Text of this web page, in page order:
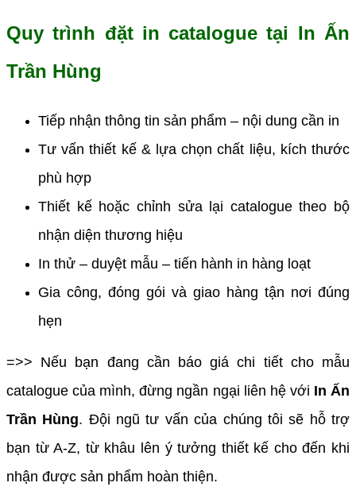
Quy trình đặt in catalogue tại In Ấn
Trần Hùng
Tiếp nhận thông tin sản phẩm – nội dung cần in
Tư vấn thiết kế & lựa chọn chất liệu, kích thước
phù hợp
Thiết kế hoặc chỉnh sửa lại catalogue theo bộ
nhận diện thương hiệu
In thử – duyệt mẫu – tiến hành in hàng loạt
Gia công, đóng gói và giao hàng tận nơi đúng
hẹn
=>> Nếu bạn đang cần báo giá chi tiết cho mẫu
catalogue của mình, đừng ngần ngại liên hệ với In Ấn
Trần Hùng. Đội ngũ tư vấn của chúng tôi sẽ hỗ trợ
bạn từ A-Z, từ khâu lên ý tưởng thiết kế cho đến khi
nhận được sản phẩm hoàn thiện.